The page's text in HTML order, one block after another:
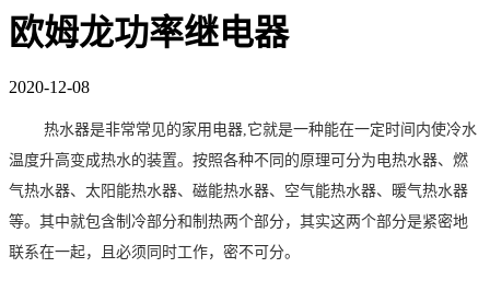
欧姆龙功率继电器
2020-12-08
热水器是非常常见的家用电器,它就是一种能在一定时间内使冷水
温度升高变成热水的装置。按照各种不同的原理可分为电热水器、燃
气热水器、太阳能热水器、磁能热水器、空气能热水器、暖气热水器
等。其中就包含制冷部分和制热两个部分，其实这两个部分是紧密地
联系在一起，且必须同时工作，密不可分。